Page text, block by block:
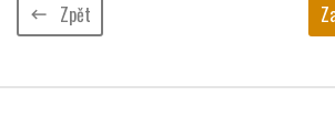
keyboard_backspace Zpět